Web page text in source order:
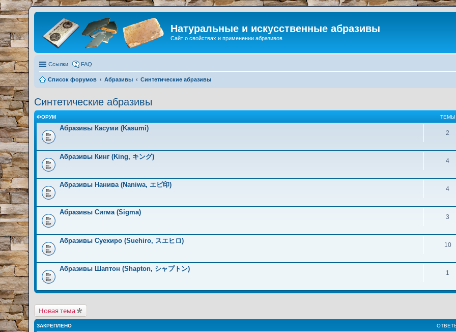
Натуральные и искусственные абразивы
Сайт о свойствах и применении абразивов
Ссылки FAQ
Список форумов Абразивы Синтетические абразивы
Синтетические абразивы
ФОРУМ ТЕМЫ
Абразивы Касуми (Kasumi)
2
Абразивы Кинг (King, キング)
4
Абразивы Нанива (Naniwa, エビ印)
4
Абразивы Сигма (Sigma)
3
Абразивы Суехиро (Suehiro, スエヒロ)
10
Абразивы Шаптон (Shapton, シャプトン)
1
Новая тема
ЗАКРЕПЛЕНО